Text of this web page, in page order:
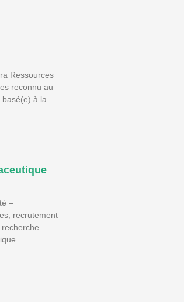
Ressources
reconnu au
à la
–
recrutement